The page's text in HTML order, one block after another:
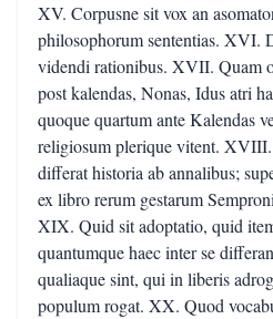
XV. Corpusne sit vox an
philosophorum sententias. XVI.
videndi rationibus. XVII. Quam
post kalendas, Nonas, Idus atri
quoque quartum ante Kalendas
religiosum plerique vitent.
differat historia ab annalibus;
ex libro rerum gestarum
XIX. Quid sit adoptatio, quid
quantumque haec inter se
qualiaque sint, qui in liberis
populum rogat. XX. Quod